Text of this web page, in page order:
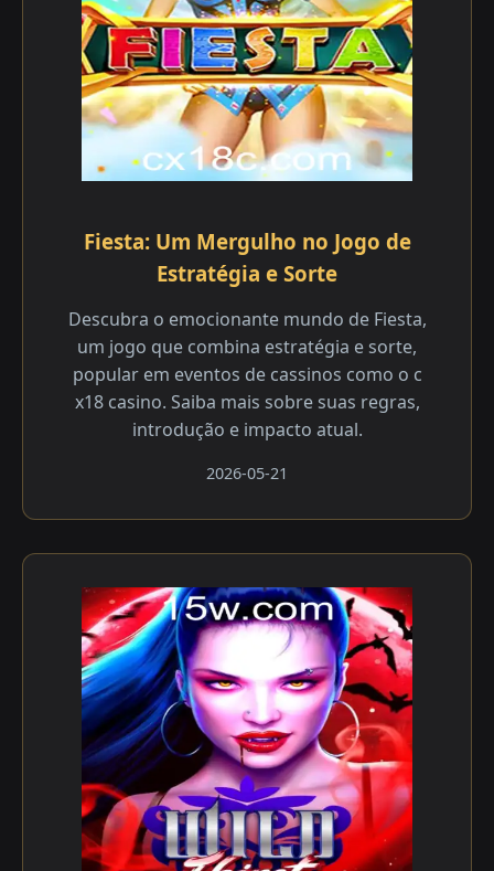
Fiesta: Um Mergulho no Jogo de
Estratégia e Sorte
Descubra o emocionante mundo de Fiesta,
um jogo que combina estratégia e sorte,
popular em eventos de cassinos como o c
x18 casino. Saiba mais sobre suas regras,
introdução e impacto atual.
2026-05-21